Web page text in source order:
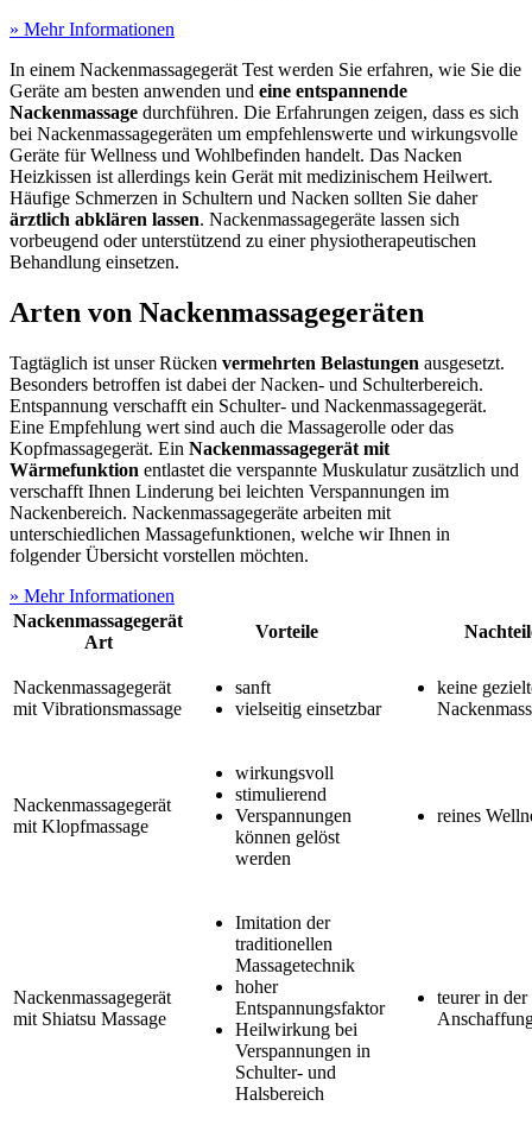
» Mehr Informationen
In einem Nackenmassagegerät Test werden Sie erfahren, wie Sie die
Geräte am besten anwenden und eine entspannende
Nackenmassage durchführen. Die Erfahrungen zeigen, dass es sich
bei Nackenmassagegeräten um empfehlenswerte und wirkungsvolle
Geräte für Wellness und Wohlbefinden handelt. Das Nacken
Heizkissen ist allerdings kein Gerät mit medizinischem Heilwert.
Häufige Schmerzen in Schultern und Nacken sollten Sie daher
ärztlich abklären lassen. Nackenmassagegeräte lassen sich
vorbeugend oder unterstützend zu einer physiotherapeutischen
Behandlung einsetzen.
Arten von Nackenmassagegeräten
Tagtäglich ist unser Rücken vermehrten Belastungen ausgesetzt.
Besonders betroffen ist dabei der Nacken- und Schulterbereich.
Entspannung verschafft ein Schulter- und Nackenmassagegerät.
Eine Empfehlung wert sind auch die Massagerolle oder das
Kopfmassagegerät. Ein Nackenmassagegerät mit
Wärmefunktion entlastet die verspannte Muskulatur zusätzlich und
verschafft Ihnen Linderung bei leichten Verspannungen im
Nackenbereich. Nackenmassagegeräte arbeiten mit
unterschiedlichen Massagefunktionen, welche wir Ihnen in
folgender Übersicht vorstellen möchten.
» Mehr Informationen
Nackenmassagegerät
Art
Vorteile
Nackenmassagegerät
mit Vibrationsmassage
sanft
vielseitig einsetzbar
keine
Nackenmassagegerät
mit Klopfmassage
wirkungsvoll
stimulierend
Verspannungen
können gelöst
werden
reines
Nackenmassagegerät
mit Shiatsu Massage
Imitation der
traditionellen
Massagetechnik
hoher
Entspannungsfaktor
Heilwirkung bei
Verspannungen in
Schulter- und
Halsbereich
teurer in der